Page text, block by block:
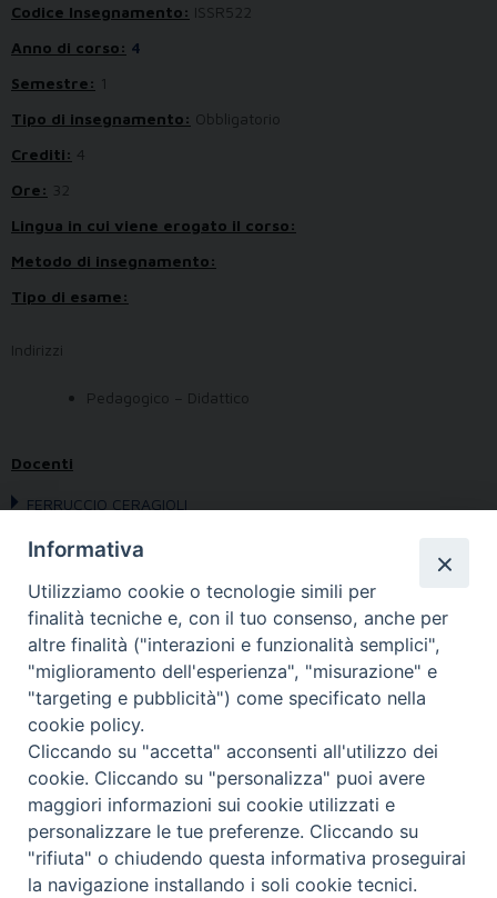
Codice Insegnamento: ISSR522
Anno di corso: 4
Semestre: 1
Tipo di insegnamento: Obbligatorio
Crediti: 4
Ore: 32
Lingua in cui viene erogato il corso:
Metodo di insegnamento:
Tipo di esame:
Indirizzi
Pedagogico – Didattico
Docenti
FERRUCCIO CERAGIOLI
Programma:
Avvertenze:
Bibliografia:
FONDAZIONE POLO TEOLOGICO
Informativa
Utilizziamo cookie o tecnologie simili per
finalità tecniche e, con il tuo consenso, anche per
altre finalità ("interazioni e funzionalità semplici",
"miglioramento dell'esperienza", "misurazione" e
"targeting e pubblicità") come specificato nella
cookie policy.
Cliccando su "accetta" acconsenti all'utilizzo dei
cookie. Cliccando su "personalizza" puoi avere
maggiori informazioni sui cookie utilizzati e
personalizzare le tue preferenze. Cliccando su
"rifiuta" o chiudendo questa informativa proseguirai
la navigazione installando i soli cookie tecnici.